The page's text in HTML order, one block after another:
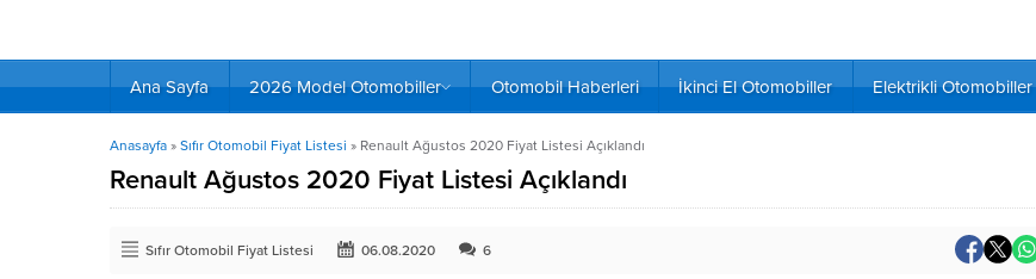
Ana Sayfa 2026 Model Otomobiller Otomobil Haberleri İkinci El Otomobiller Elektrikli Otomobiller
Anasayfa » Sıfır Otomobil Fiyat Listesi » Renault Ağustos 2020 Fiyat Listesi Açıklandı
Renault Ağustos 2020 Fiyat Listesi Açıklandı
Sıfır Otomobil Fiyat Listesi 06.08.2020 6